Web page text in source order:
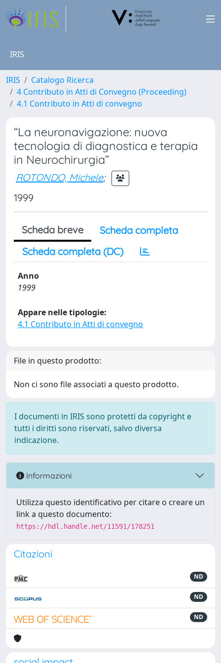
IRIS
IRIS
Catalogo Ricerca
4 Contributo in Atti di Convegno (Proceeding)
4.1 Contributo in Atti di convegno
“La neuronavigazione: nuova
tecnologia di diagnostica e terapia
in Neurochirurgia”
ROTONDO, Michele;
1999
Scheda breve
Scheda completa
Scheda completa (DC)
Anno
1999
Appare nelle tipologie:
4.1 Contributo in Atti di convegno
File in questo prodotto:
Non ci sono file associati a questo prodotto.
I documenti in IRIS sono protetti da copyright e
tutti i diritti sono riservati, salvo diversa
indicazione.
Informazioni
Utilizza questo identificativo per citare o creare un
link a questo documento:
https://hdl.handle.net/11591/178251
Citazioni
ND
ND
ND